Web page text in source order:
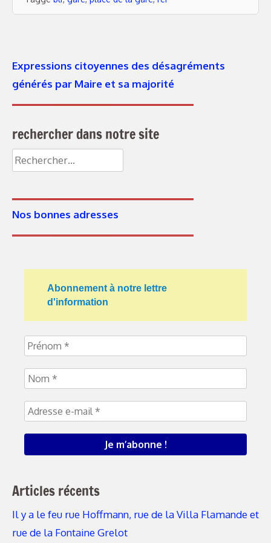
Expressions citoyennes des désagréments
générés par Maire et sa majorité
rechercher dans notre site
Rechercher :
Nos bonnes adresses
Abonnement à notre lettre
d'information
Articles récents
Il y a le feu rue Hoffmann, rue de la Villa Flamande et
rue de la Fontaine Grelot